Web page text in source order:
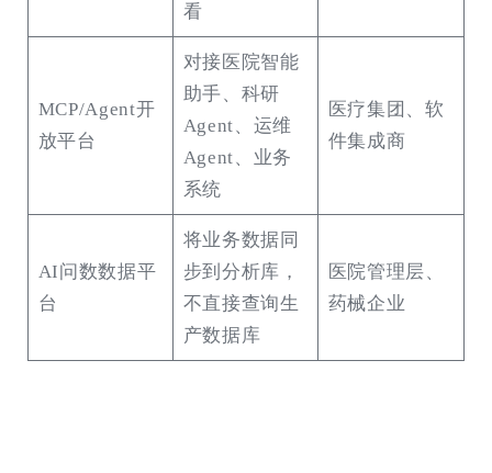
看
MCP/Agent开
放平台
对接医院智能
助手、科研
Agent、运维
Agent、业务
系统
医疗集团、软
件集成商
AI问数数据平
台
将业务数据同
步到分析库，
不直接查询生
产数据库
医院管理层、
药械企业